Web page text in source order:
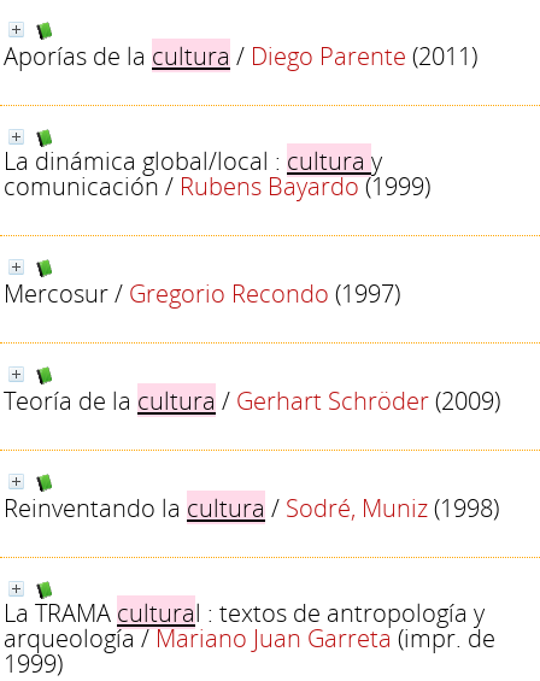
Aporías de la cultura / Diego Parente (2011)
La dinámica global/local : cultura y
comunicación / Rubens Bayardo(1999)
Mercosur/ Gregorio Recondo (1997)
Teoría de la cultura / Gerhart Schröder(2009)
Reinventando la cultura / Sodré, Muniz(1998)
La TRAMA cultural : textos de antropología y
arqueología/Mariano Juan Garreta (impr. de
1999)